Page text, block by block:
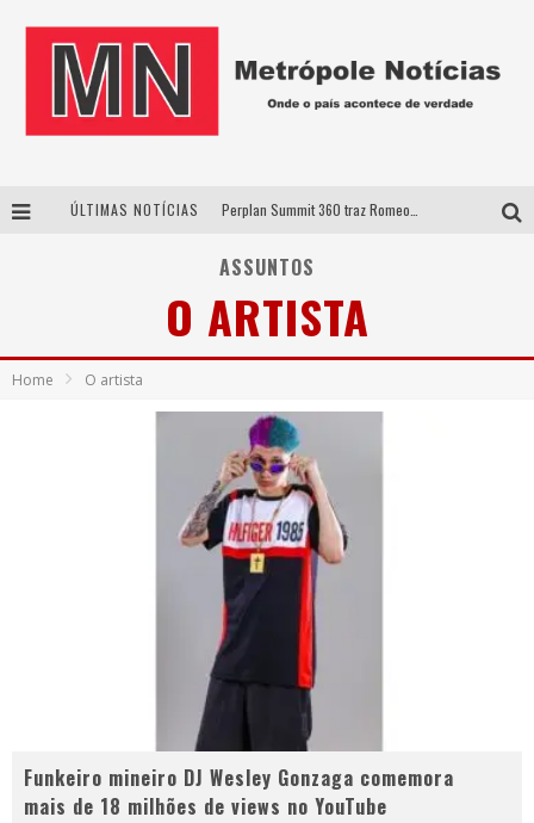
ÚLTIMAS NOTÍCIAS
Agosto Dourado: apoio, informação e acolhimento fortalecem o sucesso da amamentação
ASSUNTOS
O ARTISTA
Home O artista
Funkeiro mineiro DJ Wesley Gonzaga comemora
mais de 18 milhões de views no YouTube